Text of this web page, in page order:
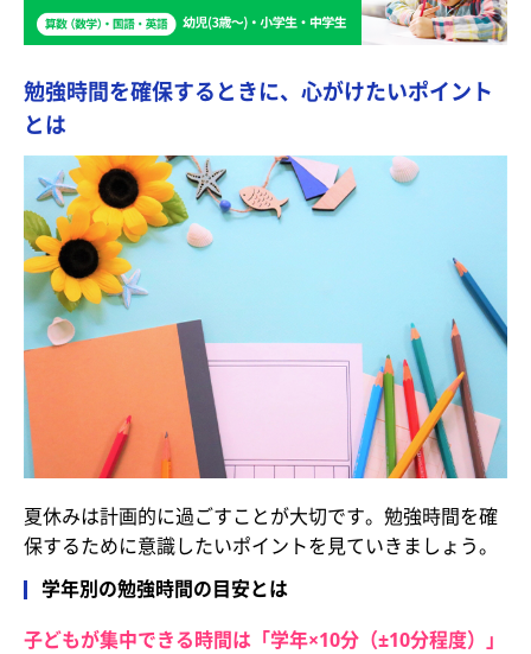
勉強時間を確保するときに、心がけたいポイント
とは
夏休みは計画的に過ごすことが大切です。勉強時間を確
保するために意識したいポイントを見ていきましょう。
学年別の勉強時間の目安とは
子どもが集中できる時間は「学年×10分（±10分程度）」